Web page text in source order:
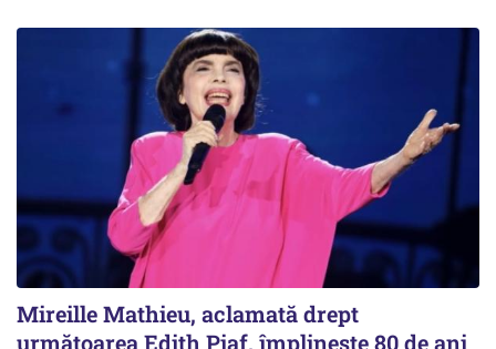
Mireille Mathieu, aclamată drept
următoarea Edith Piaf, împlinește 80 de ani